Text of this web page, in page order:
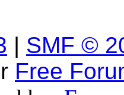
| SMF ©
Free